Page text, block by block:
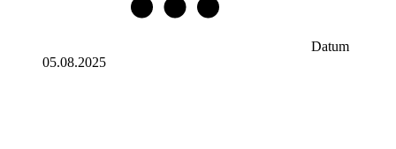
Datum
05.08.2025